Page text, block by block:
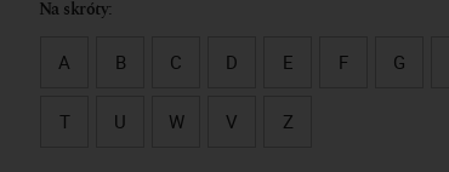
Na skróty:
A B C D E F G
T U W V Z